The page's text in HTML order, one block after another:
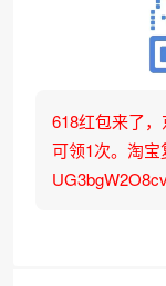
618红包来了
可领1次。淘宝